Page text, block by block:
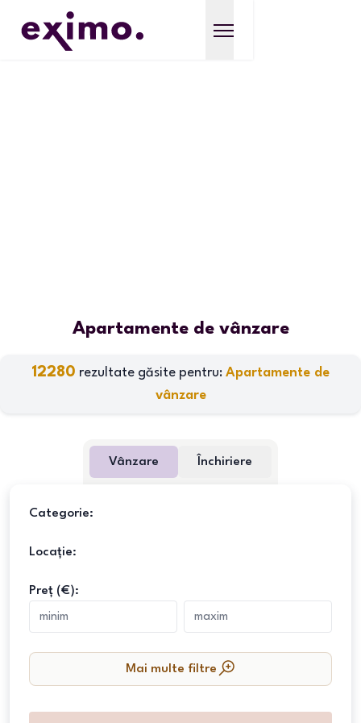
Apartamente de vânzare
12280 rezultate găsite pentru: Apartamente de
vânzare
Vânzare Închiriere
Categorie:
Locație:
Preț (€):
Mai multe filtre